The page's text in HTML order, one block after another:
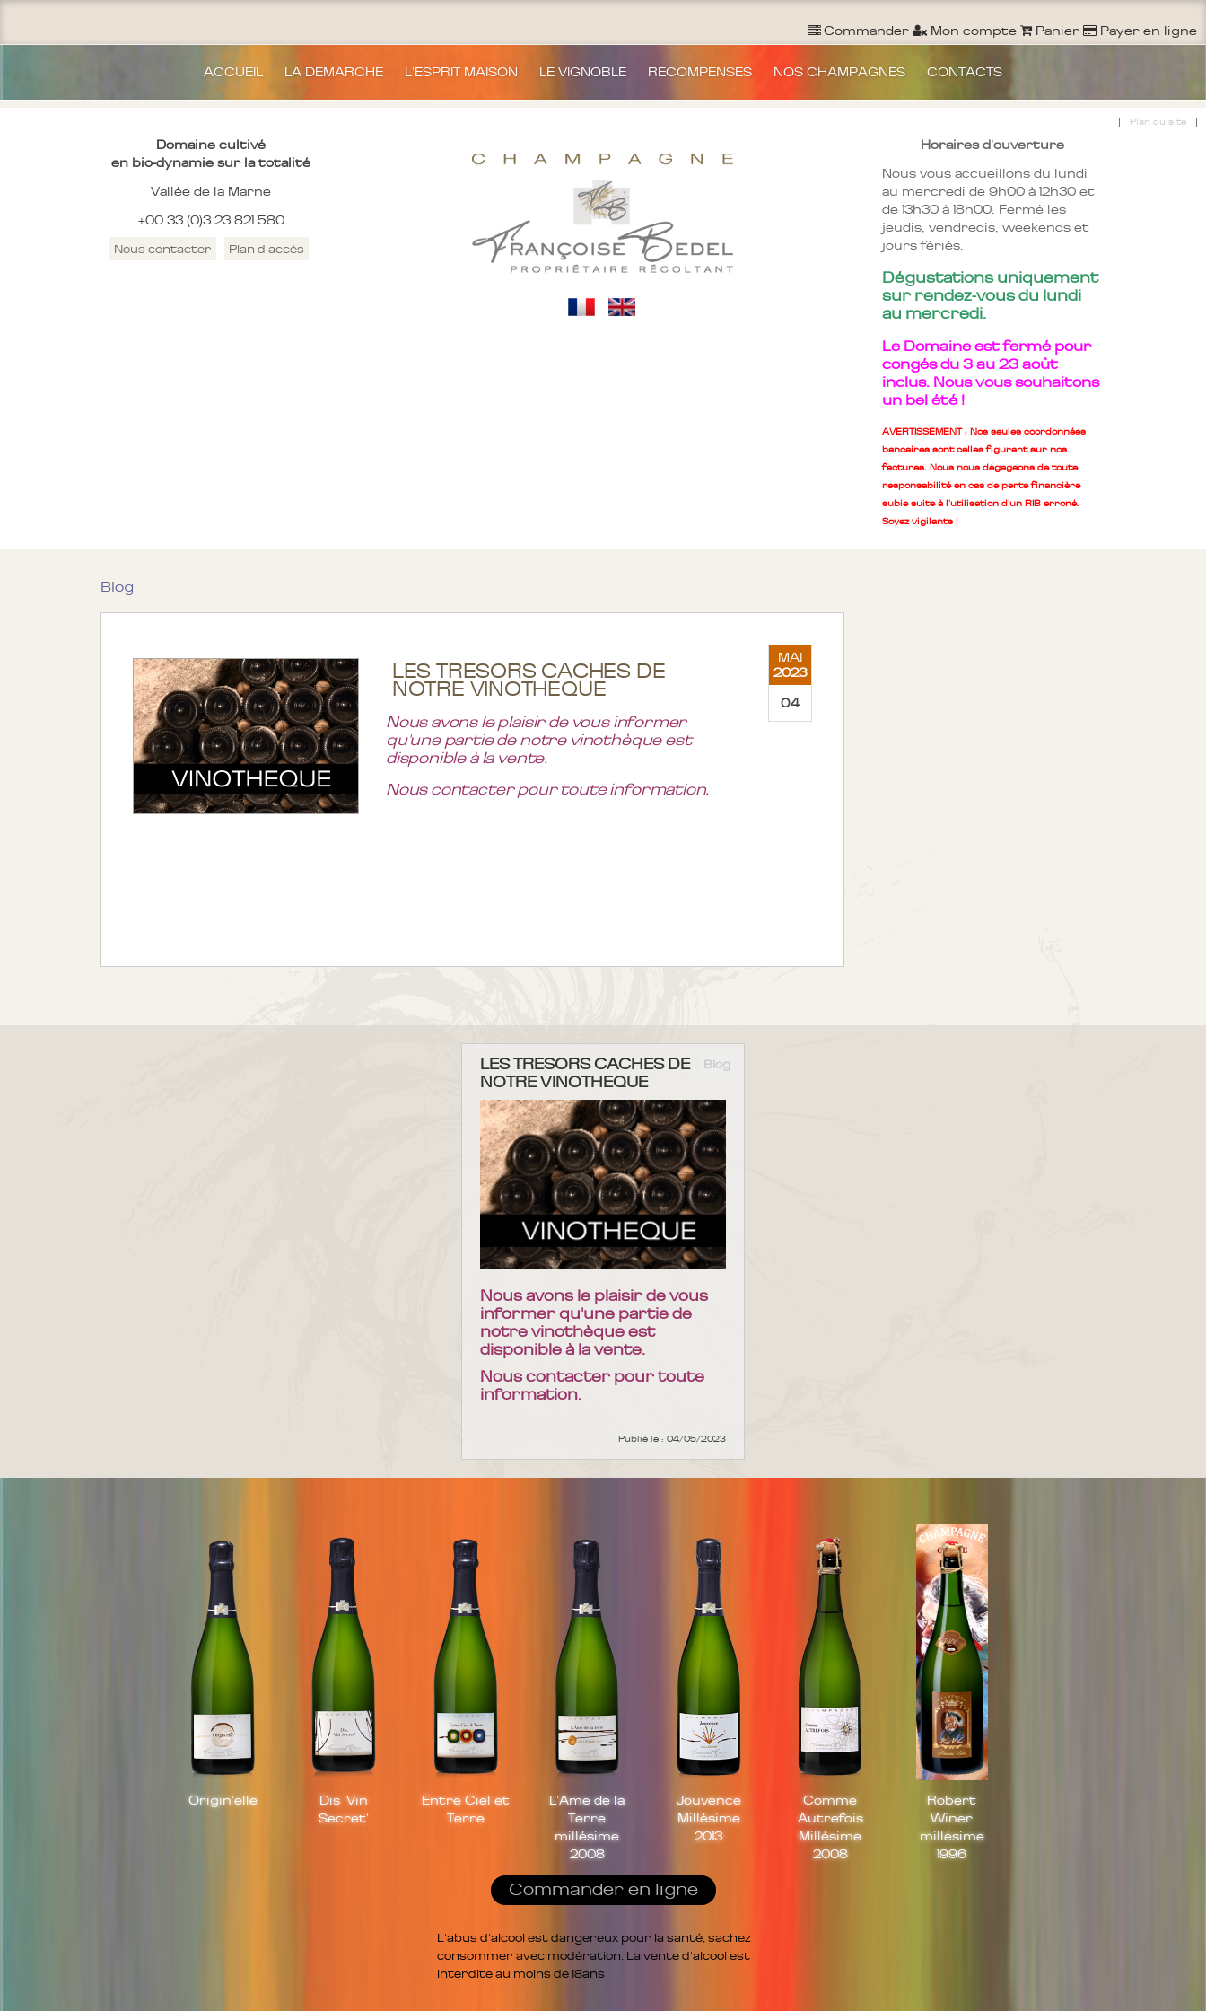
Commander Mon compte Panier Payer en ligne
ACCUEIL LA DEMARCHE L'ESPRIT MAISON LE VIGNOBLE RECOMPENSES NOS CHAMPAGNES CONTACTS
| Plan du site |
Domaine cultivé
en bio-dynamie sur la totalité
Vallée de la Marne
+00 33 (0)3 23 821 580
Nous contacter Plan d'accès
Horaires d'ouverture
Nous vous accueillons du lundi
au mercredi de 9h00 à 12h30 et
de 13h30 à 18h00. Fermé les
jeudis, vendredis, weekends et
jours fériés.
Dégustations uniquement
sur rendez-vous du lundi
au mercredi.
Le Domaine est fermé pour
congés du 3 au 23 août
inclus. Nous vous souhaitons
un bel été !
AVERTISSEMENT : Nos seules coordonnées
bancaires sont celles figurant sur nos
factures. Nous nous dégageons de toute
responsabilité en cas de perte financière
subie suite à l'utilisation d'un RIB erroné.
Soyez vigilants !
Blog
MAI
2023
04
LES TRESORS CACHES DE
NOTRE VINOTHEQUE
Nous avons le plaisir de vous informer
qu'une partie de notre vinothèque est
disponible à la vente.
Nous contacter pour toute information.
Blog
LES TRESORS CACHES DE
NOTRE VINOTHEQUE
Nous avons le plaisir de vous
informer qu'une partie de
notre vinothèque est
disponible à la vente.
Nous contacter pour toute
information.
Publié le : 04/05/2023
Origin'elle
Dis 'Vin
Secret'
Entre Ciel et
Terre
L'Ame de la
Terre
millésime
2008
Jouvence
Millésime
2013
Comme
Autrefois
Millésime
2008
Robert
Winer
millésime
1996
Commander en ligne
L'abus d'alcool est dangereux pour la santé, sachez
consommer avec modération. La vente d'alcool est
interdite au moins de 18ans